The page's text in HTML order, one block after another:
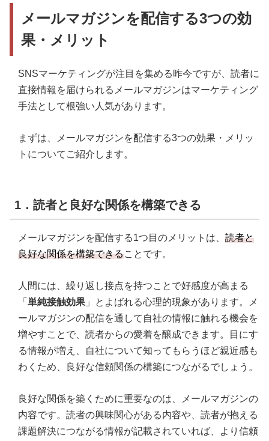
メールマガジンを配信する3つの効
果・メリット
SNSマーケティングが注目を集める昨今ですが、読者に
直接情報を届けられるメールマガジンはマーケティング
手法として根強い人気があります。
まずは、メールマガジンを配信する3つの効果・メリッ
トについてご紹介します。
1．読者と良好な関係を構築できる
メールマガジンを配信する1つ目のメリットは、 読者と
良好な関係を構築できることです。
人間には、繰り返し接点を持つことで好感度が高まる
「 単純接触効果 」とよばれる心理的現象があります。メ
ールマガジンの配信を通して自社の情報に触れる機会を
増やすことで、読者からの愛着を醸成できます。目にす
る情報が増え、自社について知ってもらうほど親近感も
わくため、良好な信頼関係の構築につながるでしょう。
良好な関係を築くために重要なのは、メールマガジンの
内容です。読者の興味関心がある内容や、読者が抱える
課題解決につながる情報が記載されていれば、より信頼